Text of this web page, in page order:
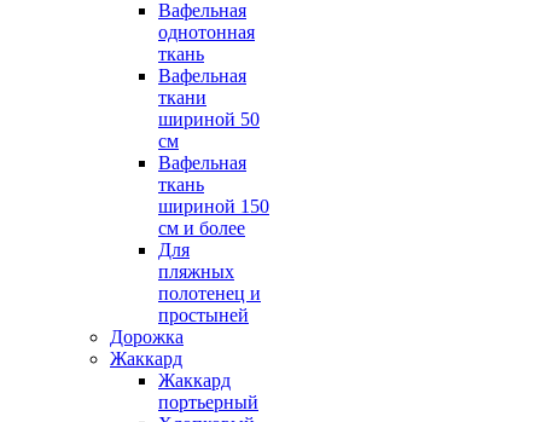
Вафельная
однотонная
ткань
Вафельная
ткани
шириной 50
см
Вафельная
ткань
шириной 150
см и более
Для
пляжных
полотенец и
простыней
Дорожка
Жаккард
Жаккард
портьерный